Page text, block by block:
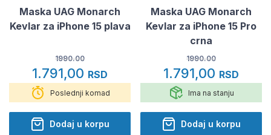
Maska UAG Monarch
Kevlar za iPhone 15 plava
1990.00
1.791,00 RSD
Poslednji komad
Dodaj u korpu
Maska UAG Monarch
Kevlar za iPhone 15 Pro
crna
1990.00
1.791,00 RSD
Ima na stanju
Dodaj u korpu